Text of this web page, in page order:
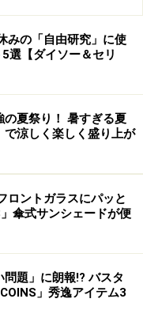
門店で手に入れるこ
としては、「生活の
ます。夏にお勧めす
トールという成分を
効きます。嗅ぐだけ
も出ているとの事。
香り。優れた殺菌作
、免疫力を高める効
みの「自由研究」に使
選【ダイソー＆セリ
の夏祭り！ 暑すぎる夏
涼しく楽しく盛り上が
ロントガラスにパッと
傘式サンシェードが便
問題」に朗報!? バスタ
」秀逸アイテム3